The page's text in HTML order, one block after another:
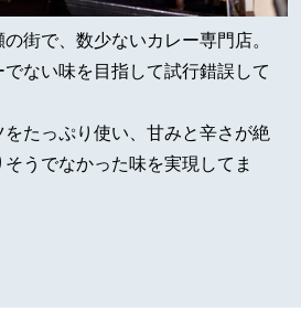
街で、数少ないカレー専門店。
でない味を目指して試行錯誤して
たっぷり使い、甘みと辛さが絶
うでなかった味を実現してま